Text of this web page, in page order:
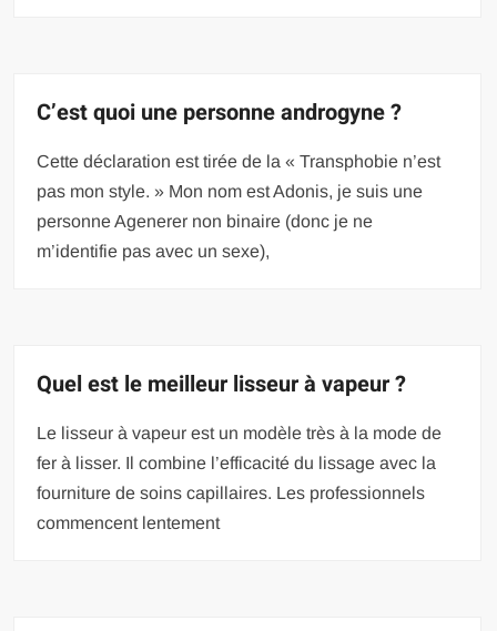
C’est quoi une personne androgyne ?
Cette déclaration est tirée de la « Transphobie n’est
pas mon style. » Mon nom est Adonis, je suis une
personne Agenerer non binaire (donc je ne
m’identifie pas avec un sexe),
Quel est le meilleur lisseur à vapeur ?
Le lisseur à vapeur est un modèle très à la mode de
fer à lisser. Il combine l’efficacité du lissage avec la
fourniture de soins capillaires. Les professionnels
commencent lentement